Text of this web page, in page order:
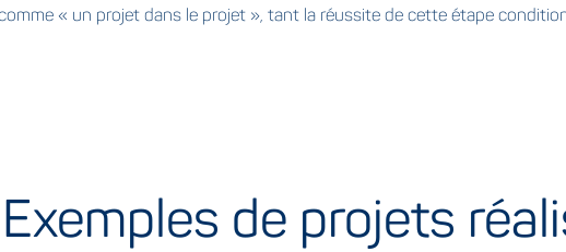
« un projet dans le projet », tant la réussite de cette étape
Exemples de projets